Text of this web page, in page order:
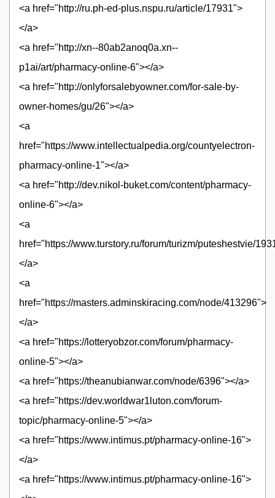
<a href="http://ru.ph-ed-plus.nspu.ru/article/17931">
</a>
<a href="http://xn--80ab2anoq0a.xn--
p1ai/art/pharmacy-online-6"></a>
<a href="http://onlyforsalebyowner.com/for-sale-by-
owner-homes/gu/26"></a>
<a
href="https://www.intellectualpedia.org/countyelectron-
pharmacy-online-1"></a>
<a href="http://dev.nikol-buket.com/content/pharmacy-
online-6"></a>
<a
href="https://www.turstory.ru/forum/turizm/puteshestvie/
</a>
<a
href="https://masters.adminskiracing.com/node/413296">
</a>
<a href="https://lotteryobzor.com/forum/pharmacy-
online-5"></a>
<a href="https://theanubianwar.com/node/6396"></a>
<a href="https://dev.worldwar1luton.com/forum-
topic/pharmacy-online-5"></a>
<a href="https://www.intimus.pt/pharmacy-online-16">
</a>
<a href="https://www.intimus.pt/pharmacy-online-16">